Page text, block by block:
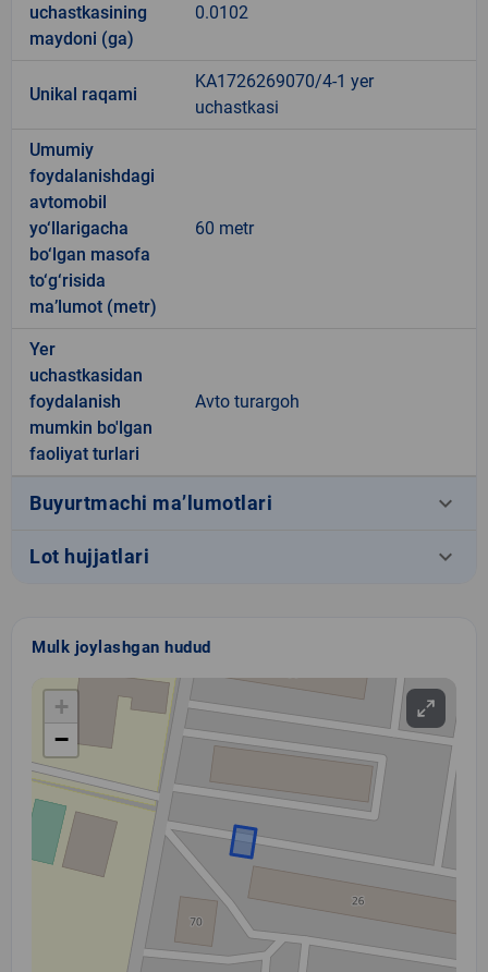
uchastkasining
maydoni (ga)
0.0102
Unikal raqami
KA1726269070/4-1 yer
uchastkasi
Umumiy
foydalanishdagi
avtomobil
yo‘llarigacha
bo‘lgan masofa
to‘g‘risida
ma’lumot (metr)
60 metr
Yer
uchastkasidan
foydalanish
mumkin bo'lgan
faoliyat turlari
Avto turargoh
Buyurtmachi ma’lumotlari keyboard_arrow_down
Lot hujjatlari keyboard_arrow_down
Mulk joylashgan hudud
+
−